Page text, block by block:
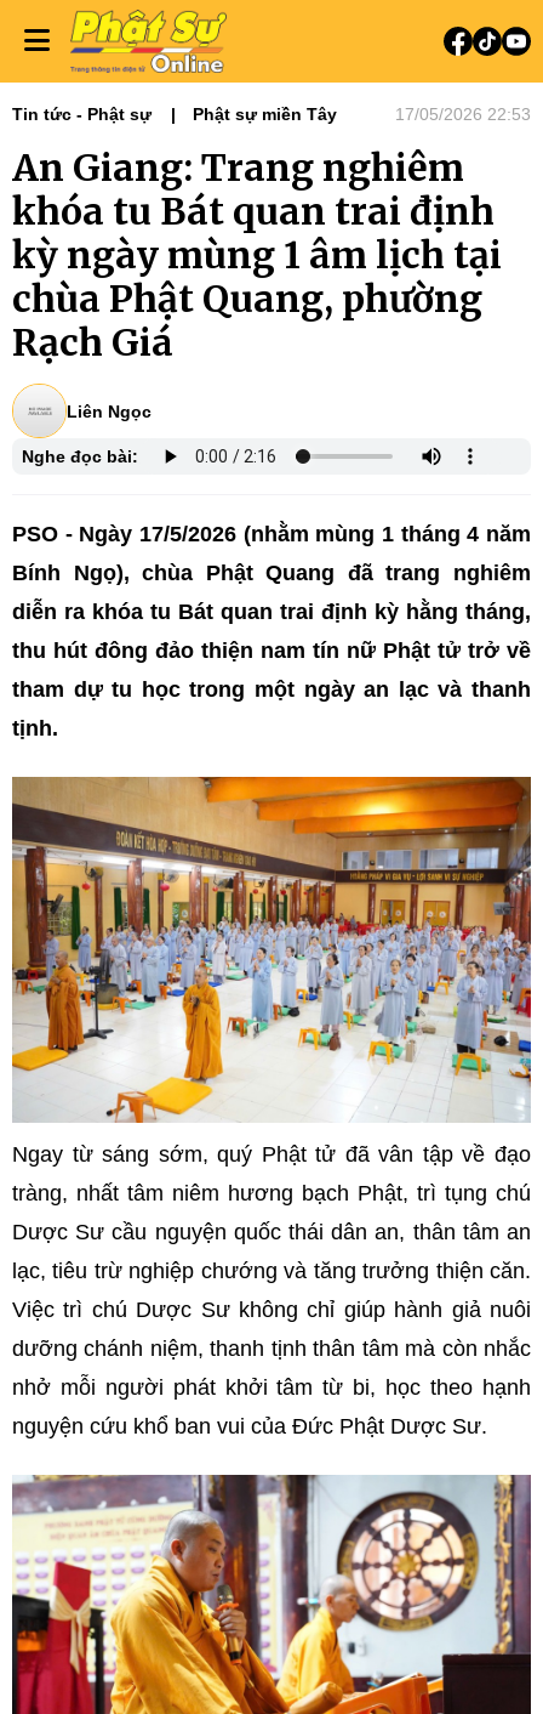
Tin tức - Phật sự Phật sự miền Tây 17/05/2026 22:53
An Giang: Trang nghiêm
khóa tu Bát quan trai định
kỳ ngày mùng 1 âm lịch tại
chùa Phật Quang, phường
Rạch Giá
Liên Ngọc
Nghe đọc bài:
PSO - Ngày 17/5/2026 (nhằm mùng 1 tháng 4 năm
Bính Ngọ), chùa Phật Quang đã trang nghiêm
diễn ra khóa tu Bát quan trai định kỳ hằng tháng,
thu hút đông đảo thiện nam tín nữ Phật tử trở về
tham dự tu học trong một ngày an lạc và thanh
tịnh.
Ngay từ sáng sớm, quý Phật tử đã vân tập về đạo
tràng, nhất tâm niêm hương bạch Phật, trì tụng chú
Dược Sư cầu nguyện quốc thái dân an, thân tâm an
lạc, tiêu trừ nghiệp chướng và tăng trưởng thiện căn.
Việc trì chú Dược Sư không chỉ giúp hành giả nuôi
dưỡng chánh niệm, thanh tịnh thân tâm mà còn nhắc
nhở mỗi người phát khởi tâm từ bi, học theo hạnh
nguyện cứu khổ ban vui của Đức Phật Dược Sư.